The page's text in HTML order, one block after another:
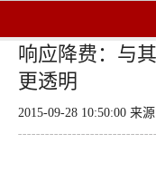
响应降费：与
更透明
2015-09-28 10:50:00 来源